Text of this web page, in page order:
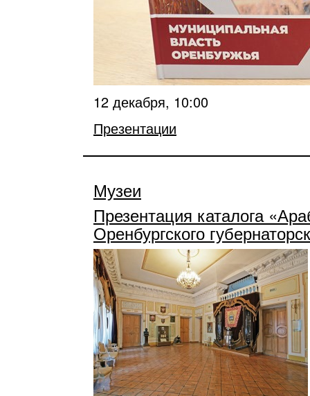
12 декабря, 10:00
Презентации
Музеи
Презентация каталога
Оренбургского